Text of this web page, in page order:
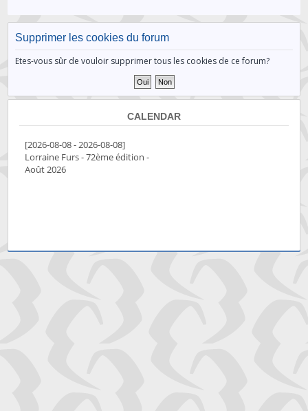
Supprimer les cookies du forum
Etes-vous sûr de vouloir supprimer tous les cookies de ce forum?
CALENDAR